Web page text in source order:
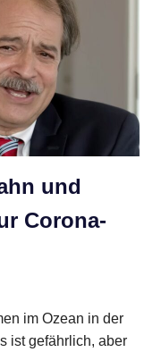
und
Corona-
im Ozean in der
ist gefährlich, aber